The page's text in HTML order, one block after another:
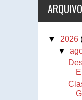
▼ 2026
▼